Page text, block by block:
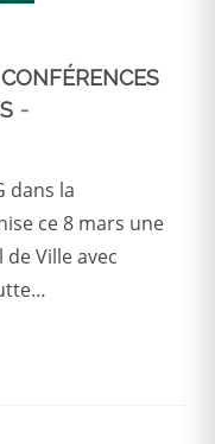
CONFÉRENCES
dans la
ce 8 mars une
Ville avec